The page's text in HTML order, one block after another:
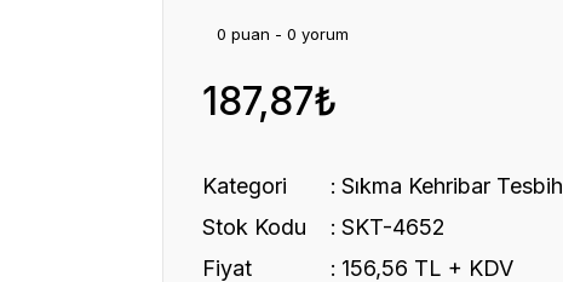
0 puan - 0 yorum
187,87₺
Kategori
Sıkma Kehribar Tesbih
Stok Kodu
SKT-4652
Fiyat
156,56 TL + KDV